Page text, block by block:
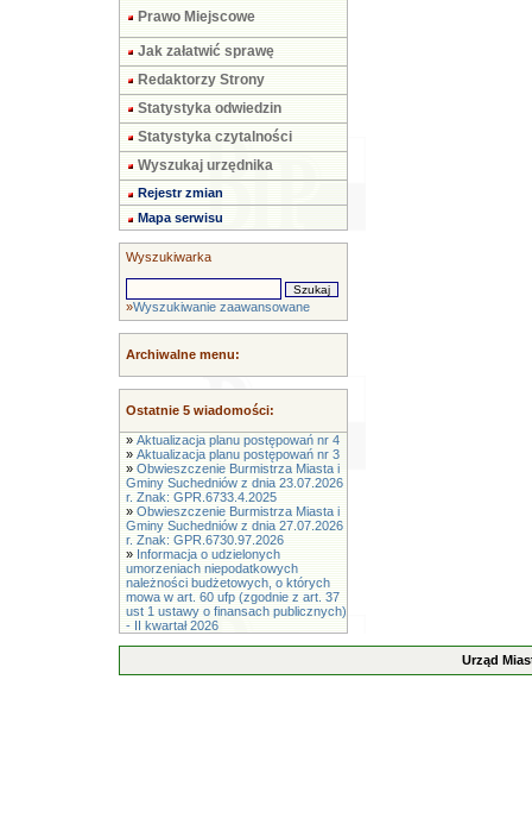
Prawo Miejscowe
Jak załatwić sprawę
Redaktorzy Strony
Statystyka odwiedzin
Statystyka czytalności
Wyszukaj urzędnika
Rejestr zmian
Mapa serwisu
Wyszukiwarka
»Wyszukiwanie zaawansowane
Archiwalne menu:
Ostatnie 5 wiadomości:
» Aktualizacja planu postępowań nr 4
» Aktualizacja planu postępowań nr 3
» Obwieszczenie Burmistrza Miasta i
Gminy Suchedniów z dnia 23.07.2026
r. Znak: GPR.6733.4.2025
» Obwieszczenie Burmistrza Miasta i
Gminy Suchedniów z dnia 27.07.2026
r. Znak: GPR.6730.97.2026
» Informacja o udzielonych
umorzeniach niepodatkowych
należności budżetowych, o których
mowa w art. 60 ufp (zgodnie z art. 37
ust 1 ustawy o finansach publicznych)
- II kwartał 2026
Urząd